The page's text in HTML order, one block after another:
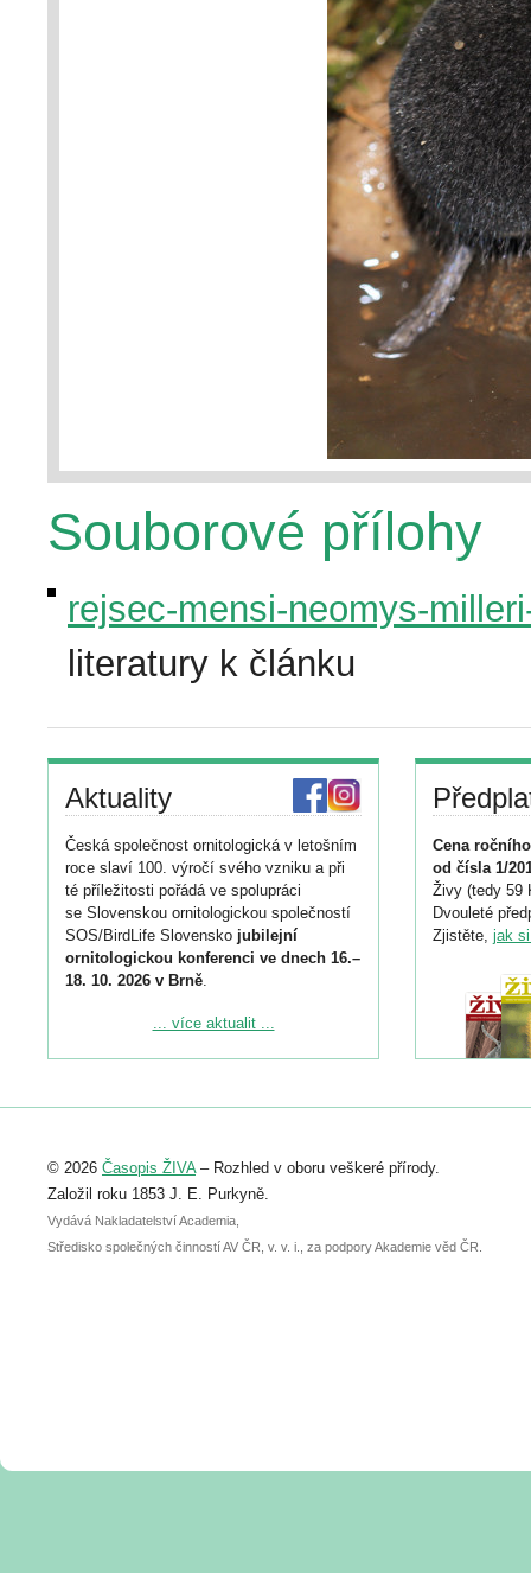
Souborové přílohy
rejsec-mensi-neomys-
literatury k článku
Aktuality
Česká společnost ornitologická v letošním
roce slaví 100. výročí svého vzniku a při
té příležitosti pořádá ve spolupráci
se Slovenskou ornitologickou společností
SOS/BirdLife Slovensko jubilejní
ornitologickou konferenci ve dnech 16.–
18. 10. 2026 v Brně.
Podrobnější informace ke konferenci
Registrovat se můžete do 6. září.
abstraktu přihlášené přednášky nebo
posteru je už 30. června.
... více aktualit ...
Cena
od čísla 1/
Živy (tedy 59
Dvouleté
Zjistěte, jak
© 2026 Časopis ŽIVA– Rozhled v oboru veškeré přírody.
Založil roku 1853 J. E. Purkyně.
Vydává Nakladatelství Academia,
Středisko společných činností AV ČR, v. v. i., za podpory Akademie věd ČR.